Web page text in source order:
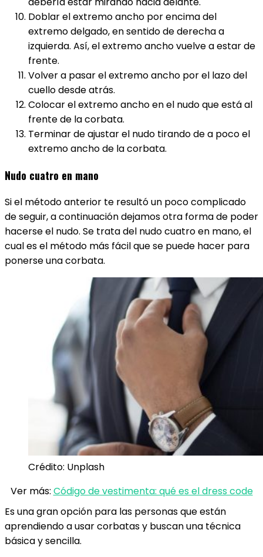
Doblar el extremo ancho por encima del
extremo delgado, en sentido de derecha a
izquierda. Así, el extremo ancho vuelve a estar de
frente.
Volver a pasar el extremo ancho por el lazo del
cuello desde atrás.
Colocar el extremo ancho en el nudo que está al
frente de la corbata.
Terminar de ajustar el nudo tirando de a poco el
extremo ancho de la corbata.
Nudo cuatro en mano
Si el método anterior te resultó un poco complicado
de seguir, a continuación dejamos otra forma de poder
hacerse el nudo. Se trata del nudo cuatro en mano, el
cual es el método más fácil que se puede hacer para
ponerse una corbata.
Crédito: Unplash
Ver más: Código de vestimenta: qué es el dress code
Es una gran opción para las personas que están
aprendiendo a usar corbatas y buscan una técnica
básica y sencilla.